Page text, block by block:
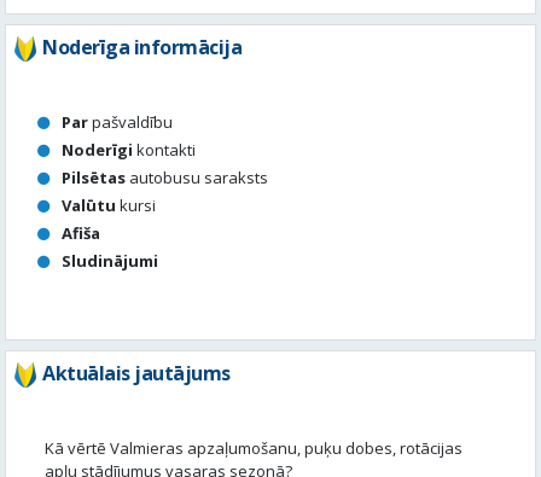
Noderīga informācija
Parpašvaldību
Noderīgi kontakti
Pilsētas autobusu saraksts
Valūtu kursi
Afiša
Sludinājumi
Aktuālais jautājums
Kā vērtē Valmieras apzaļumošanu, puķu dobes, rotācijas
apļu stādījumus vasaras sezonā?